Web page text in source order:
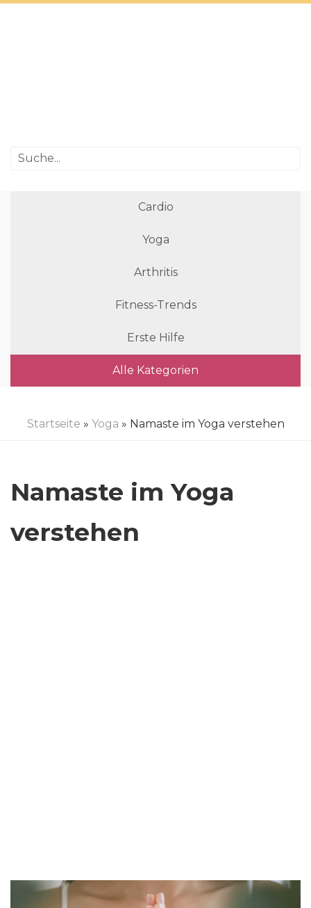
Cardio
Yoga
Arthritis
Fitness-Trends
Erste Hilfe
Alle Kategorien
Startseite » Yoga » Namaste im Yoga verstehen
Namaste im Yoga
verstehen